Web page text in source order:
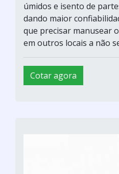
úmidos e isento de
dando maior
que precisar manusear
em outros locais a não
Cotar agora